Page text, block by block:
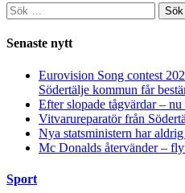
Sök
efter:
Senaste nytt
Eurovision Song contest
Södertälje kommun får
Efter slopade tågvärdar –
Vitvarureparatör från
Nya statsministern har
Mc Donalds återvänder –
Sport